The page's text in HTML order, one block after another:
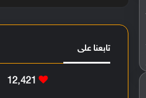
تابعنا على
12٬421